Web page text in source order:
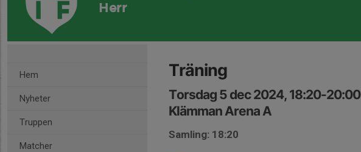
Herr
Hem
Nyheter
Truppen
Matcher
Träning
Torsdag 5 dec 2024, 18:20-20:00
Klämman Arena A
Samling: 18:20